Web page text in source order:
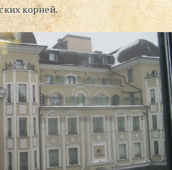
Поиск
корней.